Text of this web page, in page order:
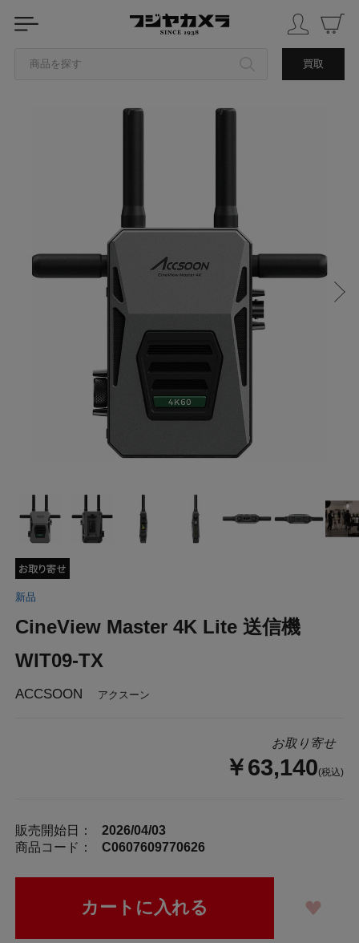
商品を探す 買取
新品
CineView Master 4K Lite 送信機
WIT09-TX
ACCSOON アクスーン
お取り寄せ
￥63,140(税込)
販売開始日：
2026/04/03
商品コード：
C0607609770626